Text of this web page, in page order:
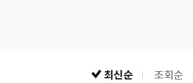
최신순 조회순